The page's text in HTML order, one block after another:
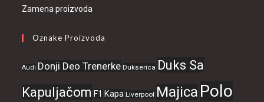
Zamena proizvoda
Oznake Proizvoda
Audi Donji Deo Trenerke Dukserica Duks Sa
Kapuljačom F1 Kapa Liverpool Majica Polo